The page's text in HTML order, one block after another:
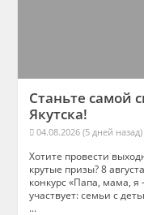
Станьте самой
Якутска!
04.08.2026 (5 дней назад)
Хотите провести
крутые призы? 8
конкурс «Папа, мама, я
участвует: семьи с
...